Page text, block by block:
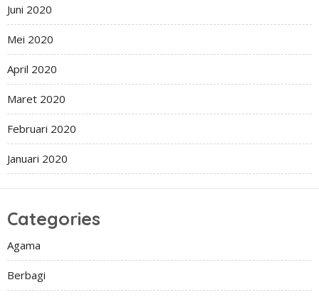
Juni 2020
Mei 2020
April 2020
Maret 2020
Februari 2020
Januari 2020
Categories
Agama
Berbagi